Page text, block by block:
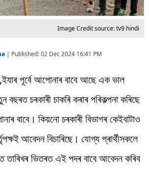
Image Credit source: tv9 hindi
| Published:02 Dec 2024 16:41 PM
পূৰ্বে আপোনাৰ বাবে আছে এক ভাল
চৰকাৰী চাকৰি কৰাৰ পৰিকল্পনা কৰিছে
বাবে। কিয়নো চৰকাৰী বিভাগৰ কেইবাটাও
আবেদন বিচাৰিছে। যোগ্য প্ৰাৰ্থীসকলে
তাৰিখৰ ভিতৰত এই পদৰ বাবে আবেদন কৰিব